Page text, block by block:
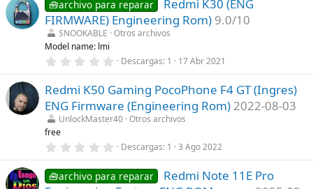
(
s
)
0
e
s
t
l
(
s
)
🧰archivo para reparar
Redmi K30 (ENG
FIRMWARE) Engineering Rom) 9.0/10
SNOOKABLE
Otros archivos
Model name: lmi
0
0
s
t
l
a
(
Descargas 1 17 Abr 2021
Redmi K50 Gaming PocoPhone F4 GT (Ingres)
ENG Firmware (Engineering Rom) 2022-08-03
UnlockMaster40 Otros archivos
free
0
0
e
Descargas 1 3 Ago 2022
🧰archivo para reparar
Redmi Note 11E Pro